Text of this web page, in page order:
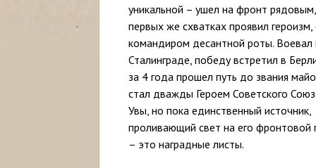
уникальной – ушел на фронт
первых же схватках проявил героизм,
командиром десантной роты. Воевал
Сталинграде, победу встретил в
за 4 года прошел путь до звания
стал дважды Героем Советского
Увы, но пока единственный источник,
проливающий свет на его фронтовой
– это наградные листы.